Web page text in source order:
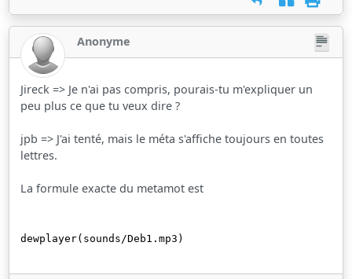
Anonyme
Jireck => Je n'ai pas compris, pourais-tu m'expliquer un
peu plus ce que tu veux dire ?
jpb => J'ai tenté, mais le méta s'affiche toujours en toutes
lettres.
La formule exacte du metamot est
dewplayer(sounds/Deb1.mp3)